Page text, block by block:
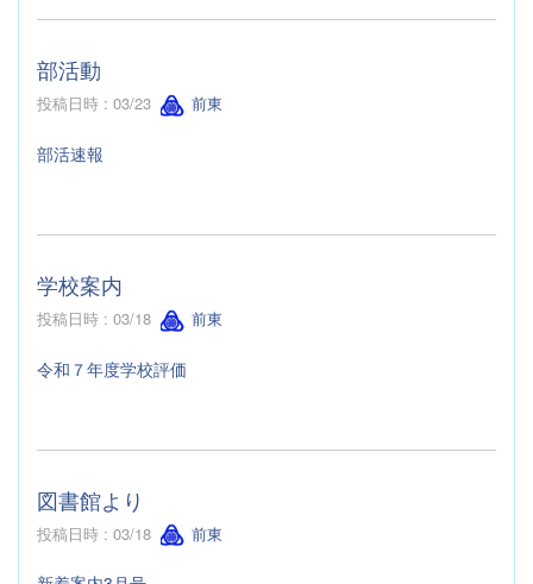
部活動
投稿日時 : 03/23 前東
部活速報
学校案内
投稿日時 : 03/18 前東
令和７年度学校評価
図書館より
投稿日時 : 03/18 前東